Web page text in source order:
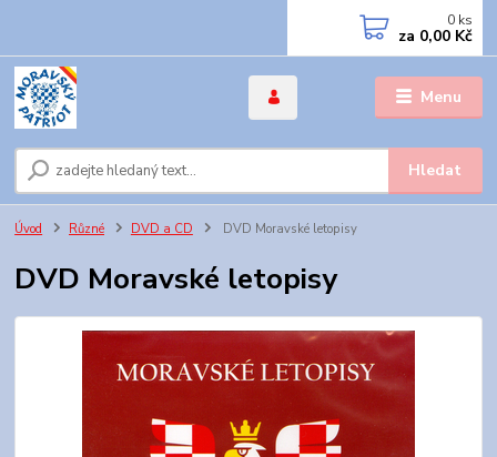
Menu
Hledat
0 ks
za 0,00 Kč
Úvod Různé DVD a CD DVD Moravské letopisy
DVD Moravské letopisy